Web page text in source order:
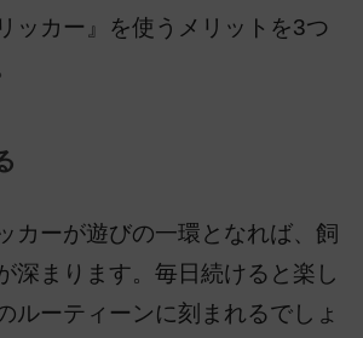
ッカー』を使うメリットを3つ
カーが遊びの一環となれば、飼
深まります。毎日続けると楽し
ルーティーンに刻まれるでしょ